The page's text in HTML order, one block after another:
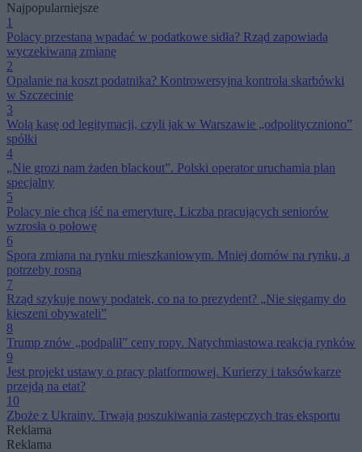
Najpopularniejsze
1
Polacy przestaną wpadać w podatkowe sidła? Rząd zapowiada
wyczekiwaną zmianę
2
Opalanie na koszt podatnika? Kontrowersyjna kontrola skarbówki
w Szczecinie
3
Wolą kasę od legitymacji, czyli jak w Warszawie „odpolityczniono”
spółki
4
„Nie grozi nam żaden blackout”. Polski operator uruchamia plan
specjalny
5
Polacy nie chcą iść na emeryturę. Liczba pracujących seniorów
wzrosła o połowę
6
Spora zmiana na rynku mieszkaniowym. Mniej domów na rynku, a
potrzeby rosną
7
Rząd szykuje nowy podatek, co na to prezydent? „Nie sięgamy do
kieszeni obywateli”
8
Trump znów „podpalił” ceny ropy. Natychmiastowa reakcja rynków
9
Jest projekt ustawy o pracy platformowej. Kurierzy i taksówkarze
przejdą na etat?
10
Zboże z Ukrainy. Trwają poszukiwania zastępczych tras eksportu
Reklama
Reklama